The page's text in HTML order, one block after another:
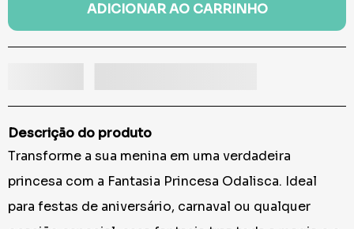
ADICIONAR AO CARRINHO
Descrição do produto
Transforme a sua menina em uma verdadeira
princesa com a Fantasia Princesa Odalisca. Ideal
para festas de aniversário, carnaval ou qualquer